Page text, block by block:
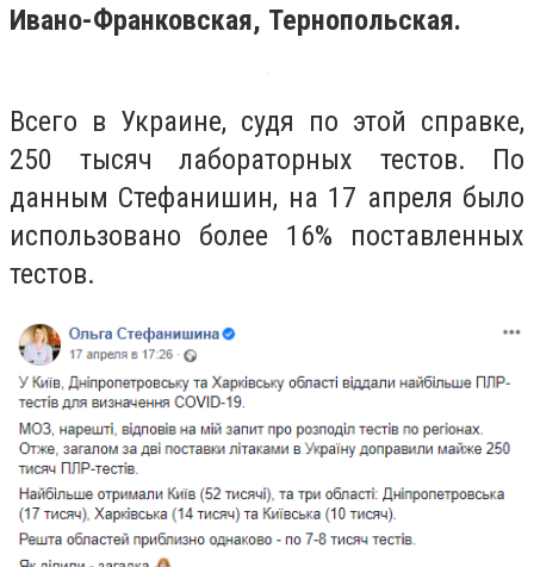
Ивано-Франковская, Тернопольская.
Всего в Украине, судя по этой справке,
250 тысяч лабораторных тестов. По
данным Стефанишин, на 17 апреля было
использовано более 16% поставленных
тестов.